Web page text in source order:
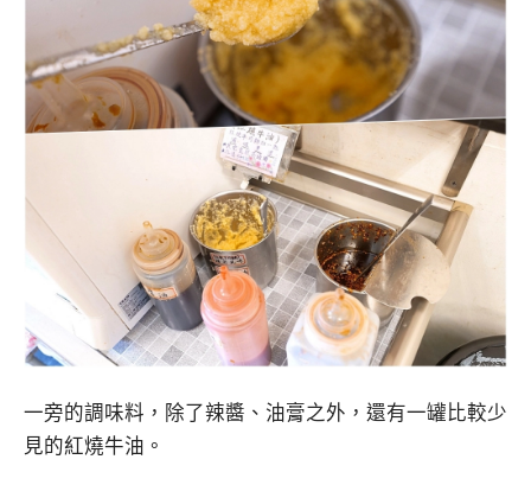
一旁的調味料，除了辣醬、油膏之外，還有一罐比較少
見的紅燒牛油。